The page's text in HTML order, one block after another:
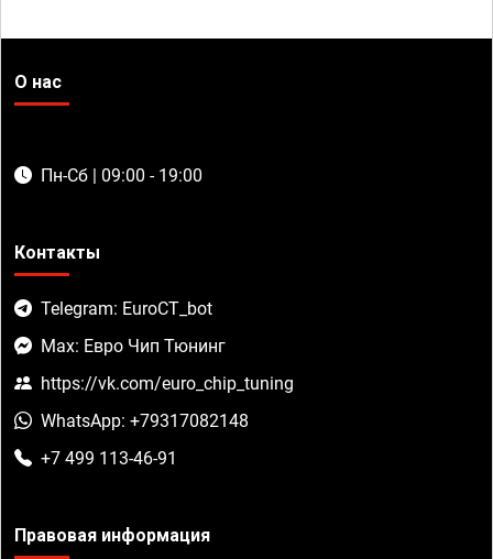
О нас
Пн-Сб | 09:00 - 19:00
Контакты
Telegram: EuroCT_bot
Max: Евро Чип Тюнинг
https://vk.com/euro_chip_tuning
WhatsApp: +79317082148
+7 499 113-46-91
Правовая информация